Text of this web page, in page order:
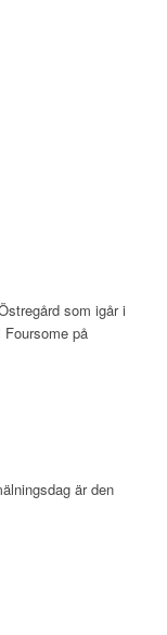
som igår i
på
är den